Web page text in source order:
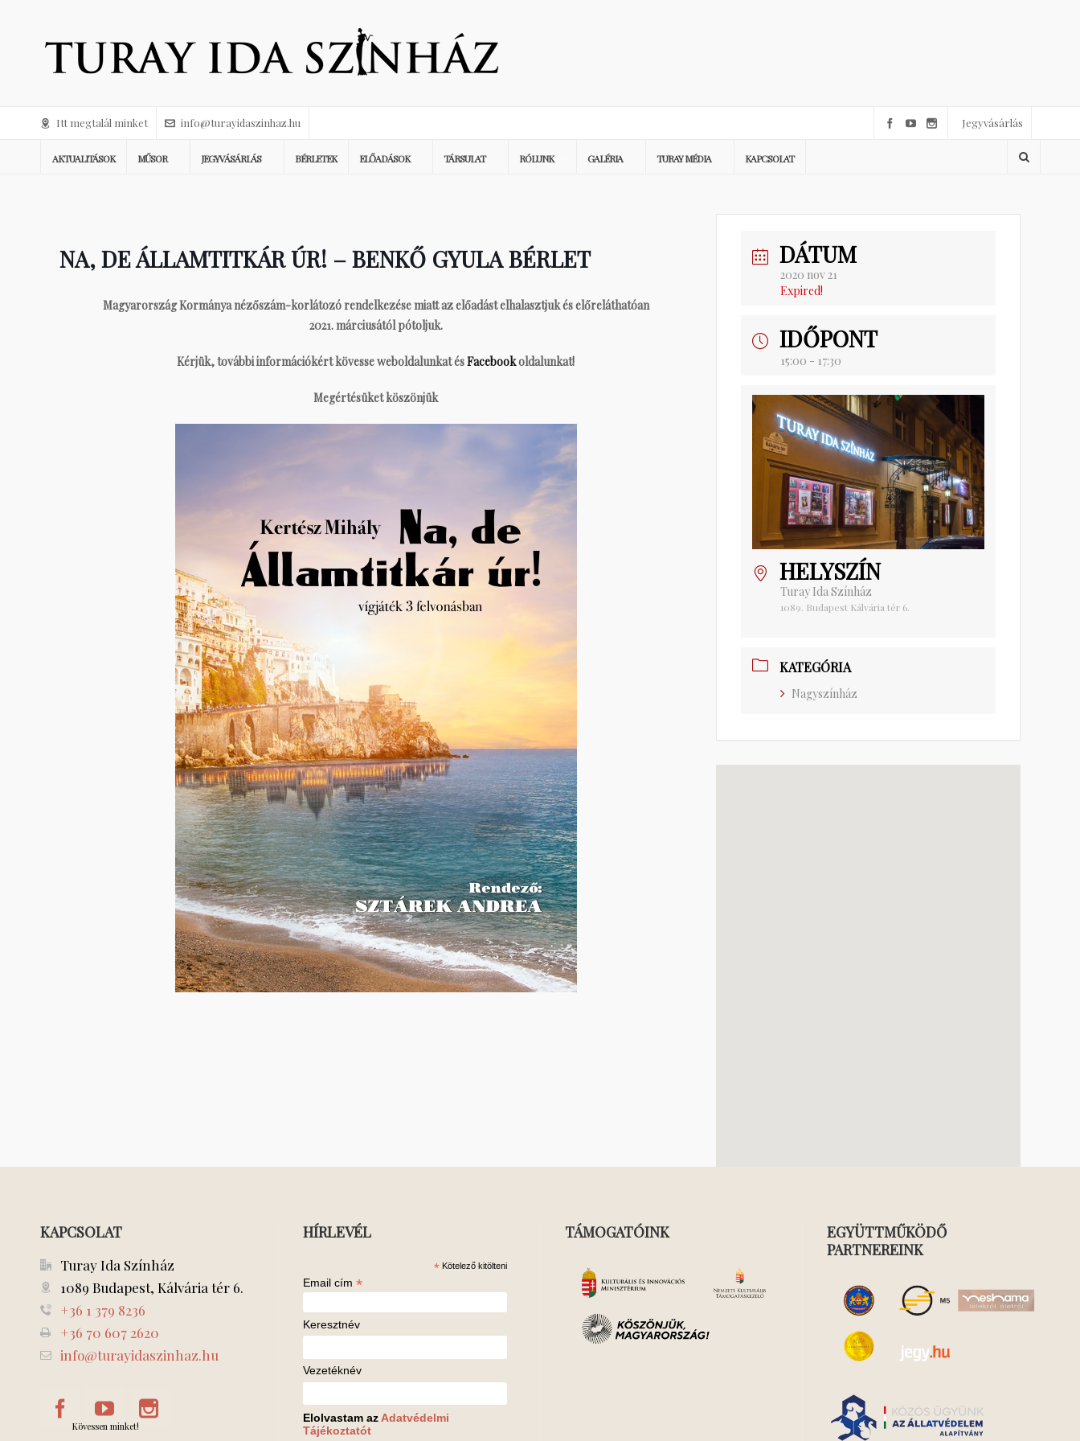
Itt megtalál minket info@turayidaszinhaz.hu Jegyvásárlás
AKTUALITÁSOK MŰSOR JEGYVÁSÁRLÁS BÉRLETEK ELŐADÁSOK TÁRSULAT RÓLUNK GALÉRIA TURAY MÉDIA KAPCSOLAT
NA, DE ÁLLAMTITKÁR ÚR! – BENKŐ GYULA BÉRLET
Magyarország Kormánya nézőszám-korlátozó rendelkezése miatt az előadást elhalasztjuk és előreláthatóan
2021. márciusától pótoljuk.
Kérjük, további információkért kövesse weboldalunkat ésFacebookoldalunkat!
Megértésüket köszönjük
DÁTUM
2020 nov 21
Expired!
IDŐPONT
15:00 - 17:30
HELYSZÍN
Turay Ida Színház
1089. Budapest Kálvária tér 6.
KATEGÓRIA
Nagyszínház
KAPCSOLAT
Turay Ida Színház
1089 Budapest, Kálvária tér 6.
+36 1 379 8236
+36 70 607 2620
info@turayidaszinhaz.hu
Kövessen minket!
HÍRLEVÉL
* Kötelező kitölteni
Email cím *
Keresztnév
Vezetéknév
Elolvastam azAdatvédelmi
Tájékoztatót
TÁMOGATÓINK
EGYÜTTMŰKÖDŐ
PARTNEREINK